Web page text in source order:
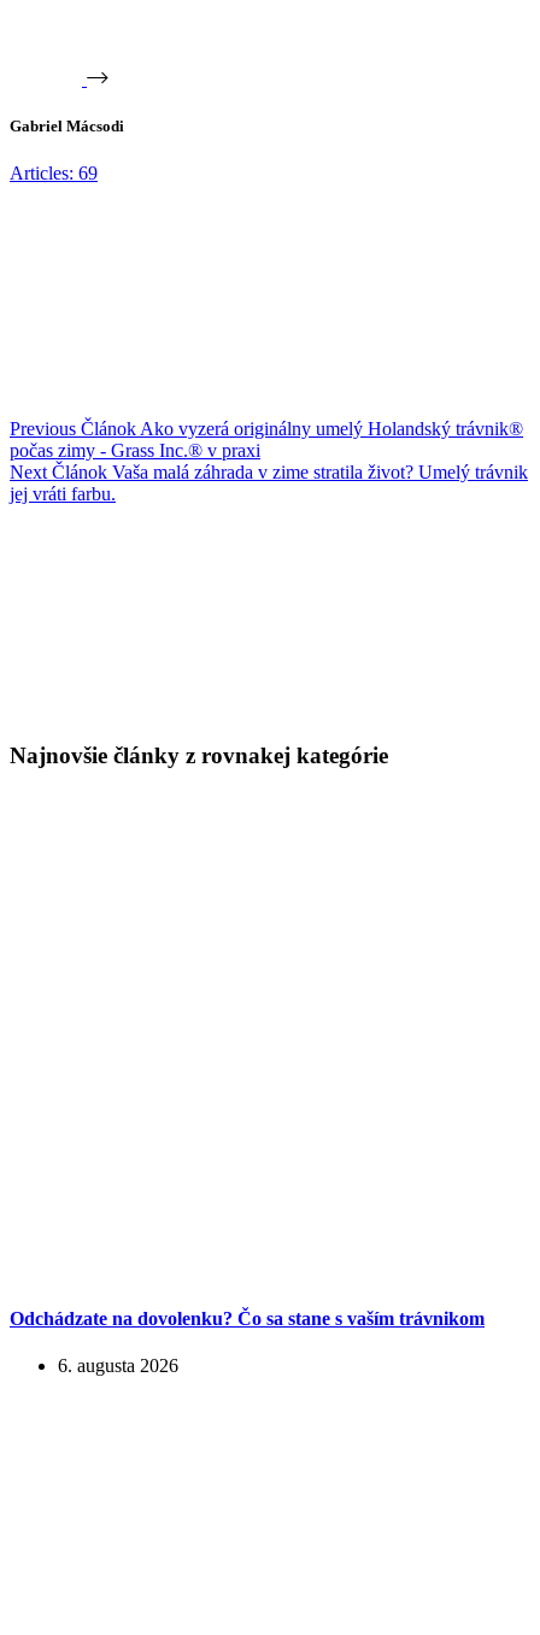
Gabriel Mácsodi
Articles: 69
Previous Článok Ako vyzerá originálny umelý Holandský trávnik®
počas zimy - Grass Inc.® v praxi
Next Článok Vaša malá záhrada v zime stratila život? Umelý trávnik
jej vráti farbu.
Najnovšie články z rovnakej kategórie
Odchádzate na dovolenku? Čo sa stane s vaším trávnikom
6. augusta 2026